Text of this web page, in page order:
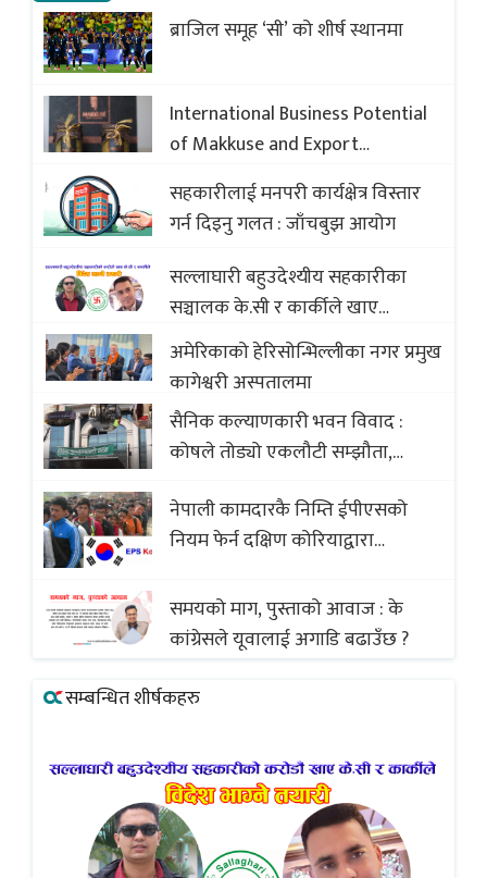
ब्राजिल समूह ‘सी’ को शीर्ष स्थानमा
International Business Potential
of Makkuse and Export
Opportunities of Nepali Sweets
with Global Comparison to
Baklava
सहकारीलाई मनपरी कार्यक्षेत्र विस्तार
गर्न दिइनु गलत : जाँचबुझ आयोग
सल्लाघारी बहुउदेश्यीय सहकारीका
सञ्चालक के.सी र कार्कीले खाए
सदस्यको करोडौं बचत
अमेरिकाको हेरिसोन्भिल्लीका नगर प्रमुख
कागेश्वरी अस्पतालमा
सैनिक कल्याणकारी भवन विवाद :
कोषले तोड्यो एकलौटी सम्झौता,
(भिडियो)
नेपाली कामदारकै निम्ति ईपीएसको
नियम फेर्न दक्षिण कोरियाद्वारा
समयको माग, पुस्ताको आवाज : के
कांग्रेसले यूवालाई अगाडि बढाउँछ ?
सम्बन्धित शीर्षकहरु